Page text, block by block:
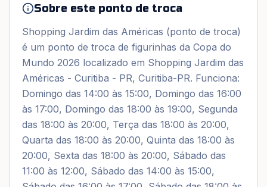
Sobre este ponto de troca
Shopping Jardim das Américas (ponto de troca)
é um ponto de troca de figurinhas da Copa do
Mundo 2026 localizado em Shopping Jardim das
Américas - Curitiba - PR, Curitiba-PR. Funciona:
Domingo das 14:00 às 15:00, Domingo das 16:00
às 17:00, Domingo das 18:00 às 19:00, Segunda
das 18:00 às 20:00, Terça das 18:00 às 20:00,
Quarta das 18:00 às 20:00, Quinta das 18:00 às
20:00, Sexta das 18:00 às 20:00, Sábado das
11:00 às 12:00, Sábado das 14:00 às 15:00,